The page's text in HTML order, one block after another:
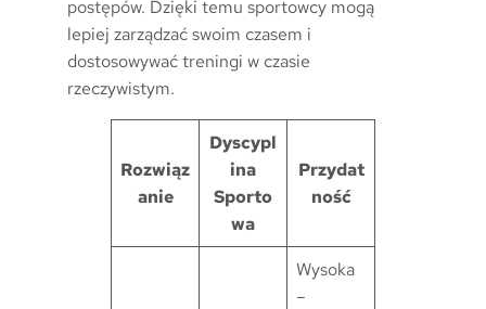
postępów. Dzięki temu sportowcy mogą
lepiej zarządzać swoim czasem i
dostosowywać treningi w czasie
rzeczywistym.
Rozwiąz
anie
Dyscypl
ina
Sporto
wa
Przydat
ność
Wysoka
–